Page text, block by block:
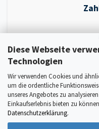
Diese Webseite
Technologien
Wir verwenden Cookies und
um die ordentliche
unseres Angebotes zu
Einkaufserlebnis bieten zu
Datenschutzerklärung.